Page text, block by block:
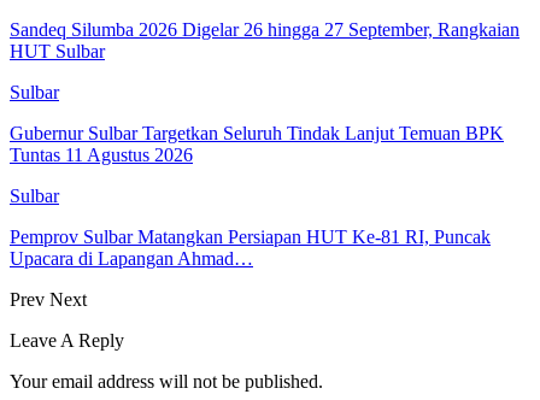
Sandeq Silumba 2026 Digelar 26 hingga 27 September, Rangkaian
HUT Sulbar
Sulbar
Gubernur Sulbar Targetkan Seluruh Tindak Lanjut Temuan BPK
Tuntas 11 Agustus 2026
Sulbar
Pemprov Sulbar Matangkan Persiapan HUT Ke-81 RI, Puncak
Upacara di Lapangan Ahmad…
Prev Next
Leave A Reply
Your email address will not be published.